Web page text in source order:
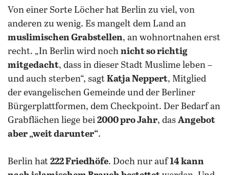
Von einer Sorte Löcher hat Berlin zu viel, von
anderen zu wenig. Es mangelt dem Land an
muslimischen Grabstellen, an wohnortnahen erst
recht. „In Berlin wird noch nicht so richtig
mitgedacht, dass in dieser Stadt Muslime leben –
und auch sterben“, sagt Katja Neppert, Mitglied
der evangelischen Gemeinde und der Berliner
Bürgerplattformen, dem Checkpoint. Der Bedarf an
Grabflächen liege bei 2000 pro Jahr, das Angebot
aber „weit darunter“.
Berlin hat 222 Friedhöfe. Doch nur auf14 kann